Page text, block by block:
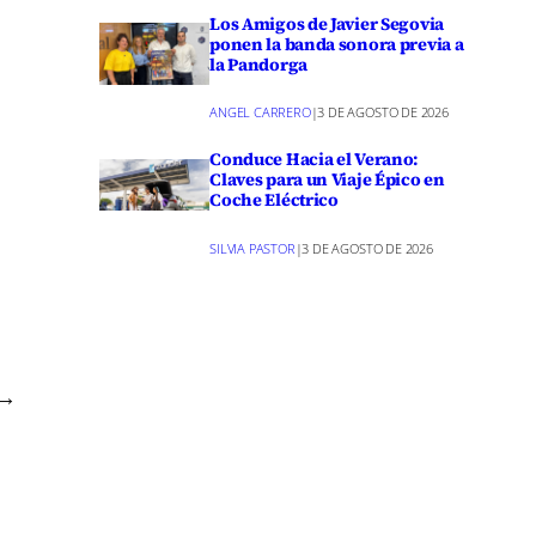
las
el
de
Los Amigos de Javier Segovia
ponen la banda sonora previa a
la Pandorga
ANGEL CARRERO|3 DE AGOSTO DE 2026
Conduce Hacia el Verano:
Claves para un Viaje Épico en
Coche Eléctrico
SILVIA PASTOR |3 DE AGOSTO DE 2026